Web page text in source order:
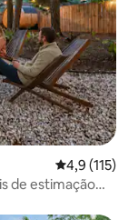
4,9 de uma
4,9 (115)
de estimação